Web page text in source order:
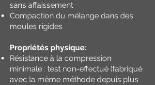
sans affaissement
Compaction du mélange dans des
moules rigides
Propriétés physique:
Résistance à la compression
minimale : test non-effectué (fabriqué
avec la même méthode depuis plus